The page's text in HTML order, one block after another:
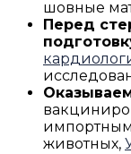
шовные
Перед
животных,